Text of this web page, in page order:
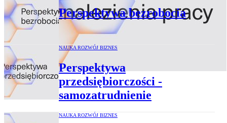
Perspektywa bezrobocia
NAUKA ROZWÓJ BIZNES
Perspektywa
przedsiębiorczości -
samozatrudnienie
NAUKA ROZWÓJ BIZNES